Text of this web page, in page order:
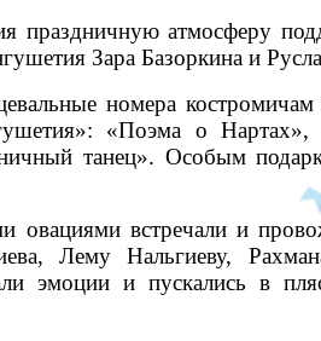
праздничную атмосферу
Зара Базоркина и
номера костромичам
«Поэма о
танец». Особым
встречали и
Лему Нальгиеву,
эмоции и пускались в